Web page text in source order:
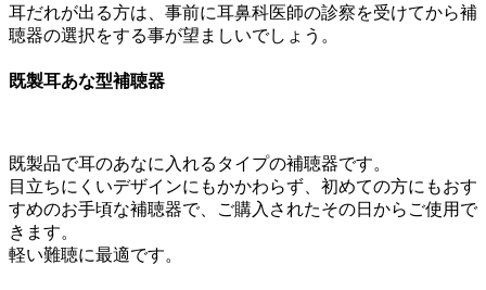
耳だれが出る方は、事前に耳鼻科医師の診察を受けてから補
聴器の選択をする事が望ましいでしょう。
既製耳あな型補聴器
既製品で耳のあなに入れるタイプの補聴器です。
目立ちにくいデザインにもかかわらず、初めての方にもおす
すめのお手頃な補聴器で、ご購入されたその日からご使用で
きます。
軽い難聴に最適です。